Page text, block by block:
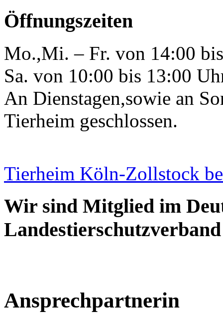
Öffnungszeiten
Mo.,Mi. – Fr. von 14:00
Sa. von 10:00 bis 13:00
An Dienstagen,sowie an
Tierheim geschlossen.
Tierheim Köln-Zollstock
Wir sind Mitglied im
Ansprechpartnerin